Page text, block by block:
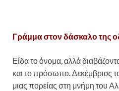
Γράμμα στον δάσκαλο της
Είδα το όνομα, αλλά
και το πρόσωπο. Δεκέμβριος
μιας πορείας στη μνήμη του